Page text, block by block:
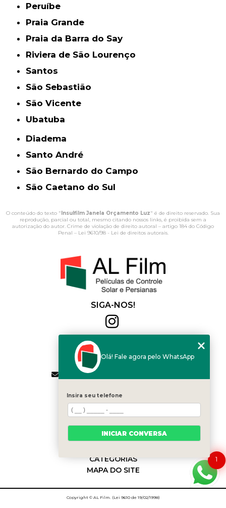
Peruíbe
Praia Grande
Praia da Barra do Say
Riviera de São Lourenço
Santos
São Sebastião
São Vicente
Ubatuba
Diadema
Santo André
São Bernardo do Campo
São Caetano do Sul
O conteúdo do texto "Insulfilm Janela Orçamento Luz" é de direito reservado. Sua
reprodução, parcial ou total, mesmo citando nossos links, é proibida sem a
autorização do autor. Crime de violação de direito autoral – artigo 184 do Código
Penal – Lei 9610/98 - Lei de direitos autorais.
SIGA-NOS!
(11) 2564-4684
(11) 94168-2041
contato.vendas@alfilm.com.br
MENU
HOME
QUEM SOMOS
SERVIÇOS
BLOG
CATEGORIAS
MAPA DO SITE
Copyright © AL Film. (Lei 9610 de 19/02/1998)
1
Olá! Fale agora pelo WhatsApp
Insira seu telefone
INICIAR CONVERSA